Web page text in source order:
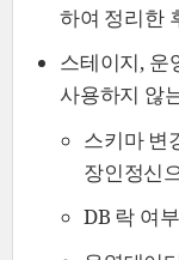
하여 정리한
스테이지,
사용하지 않
스키마 변
장인정신
DB 락 여